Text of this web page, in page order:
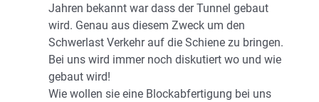
Jahren bekannt war dass der Tunnel gebaut
wird. Genau aus diesem Zweck um den
Schwerlast Verkehr auf die Schiene zu bringen.
Bei uns wird immer noch diskutiert wo und wie
gebaut wird!
Wie wollen sie eine Blockabfertigung bei uns